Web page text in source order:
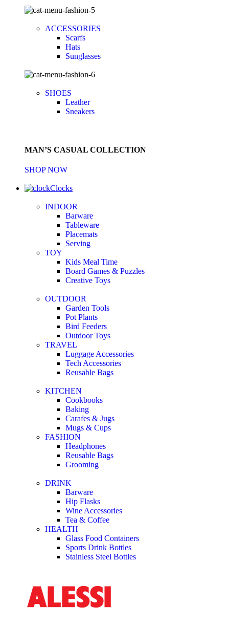
ACCESSORIES
Scarfs
Hats
Sunglasses
SHOES
Leather
Sneakers
MAN’S CASUAL COLLECTION
SHOP NOW
Clocks
INDOOR
Barware
Tableware
Placemats
Serving
TOY
Kids Meal Time
Board Games & Puzzles
Creative Toys
OUTDOOR
Garden Tools
Pot Plants
Bird Feeders
Outdoor Toys
TRAVEL
Luggage Accessories
Tech Accessories
Reusable Bags
KITCHEN
Cookbooks
Baking
Carafes & Jugs
Mugs & Cups
FASHION
Headphones
Reusable Bags
Grooming
DRINK
Barware
Hip Flasks
Wine Accessories
Tea & Coffee
HEALTH
Glass Food Containers
Sports Drink Bottles
Stainless Steel Bottles